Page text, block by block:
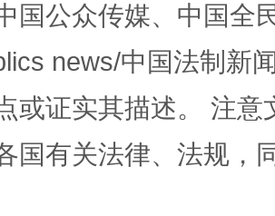
用工荒背后
国公众传媒、中国全
news/中国法制新
或证实其描述。 注
国有关法律、法规，